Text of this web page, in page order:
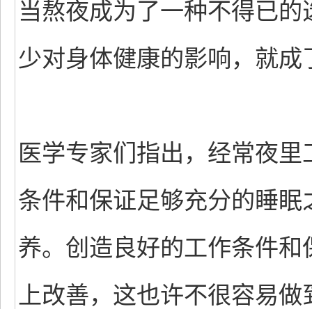
当熬夜成为了一种不得已
少对身体健康的影响，就
医学专家们指出，经常夜
条件和保证足够充分的睡
养。创造良好的工作条件
上改善，这也许不很容易